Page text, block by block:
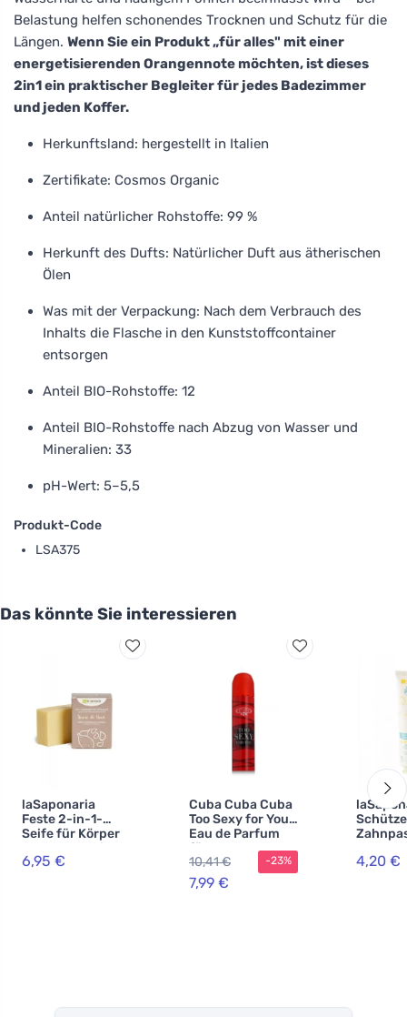
Belastung helfen schonendes Trocknen und Schutz für die
Längen. Wenn Sie ein Produkt „für alles" mit einer
energetisierenden Orangennote möchten, ist dieses
2in1 ein praktischer Begleiter für jedes Badezimmer
und jeden Koffer.
Herkunftsland: hergestellt in Italien
Zertifikate: Cosmos Organic
Anteil natürlicher Rohstoffe: 99 %
Herkunft des Dufts: Natürlicher Duft aus ätherischen
Ölen
Was mit der Verpackung: Nach dem Verbrauch des
Inhalts die Flasche in den Kunststoffcontainer
entsorgen
Anteil BIO-Rohstoffe: 12
Anteil BIO-Rohstoffe nach Abzug von Wasser und
Mineralien: 33
pH-Wert: 5–5,5
Produkt-Code
LSA375
Das könnte Sie interessieren
laSaponaria
Feste 2-in-1-
Seife für Körper
und Haare mit
Bio-Leinöl (100 g)
6,95 €
Cuba Cuba Cuba
Too Sexy for You
Eau de Parfum
für Damen
10,41 €
7,99 €
-23%
Zitrone
4,20 €